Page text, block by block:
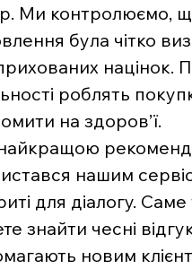
Ми контролюємо,
була чітко
націнок.
роблять
на здоров’ї.
нашим
для діалогу.
знайти чесні
новим